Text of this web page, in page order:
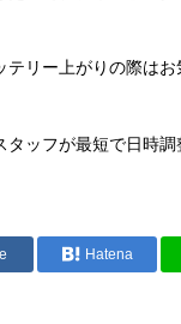
リー上がりの際はお
ッフが最短で日時
Hatena